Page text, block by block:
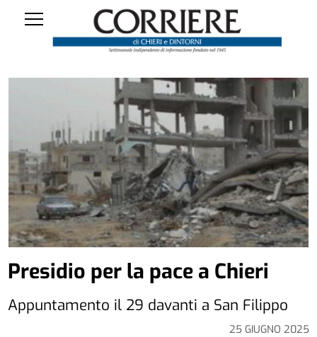
25 GIUGNO 2025
Presidio per la pace a Chieri
Appuntamento il 29 davanti a San Filippo